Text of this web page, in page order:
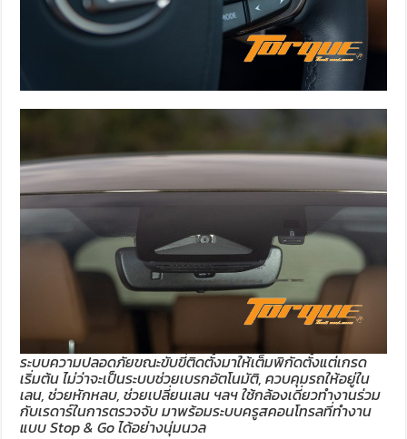
ระบบความปลอดภัยขณะขับขี่ติดตั้งมาให้เต็มพิกัดตั้งแต่เกรด
เริ่มต้น ไม่ว่าจะเป็นระบบช่วยเบรกอัตโนมัติ, ควบคุมรถให้อยู่ใน
เลน, ช่วยหักหลบ, ช่วยเปลี่ยนเลน ฯลฯ ใช้กล้องเดี่ยวทำงานร่วม
กับเรดาร์ในการตรวจจับ มาพร้อมระบบครูสคอนโทรลที่ทำงาน
แบบ Stop & Go ได้อย่างนุ่มนวล